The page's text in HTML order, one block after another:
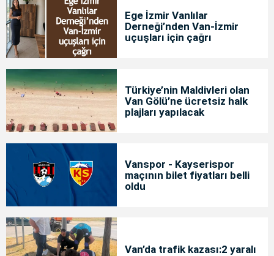
Ege İzmir Vanlılar
Derneği’nden Van-İzmir
uçuşları için çağrı
Türkiye’nin Maldivleri olan
Van Gölü’ne ücretsiz halk
plajları yapılacak
Vanspor - Kayserispor
maçının bilet fiyatları belli
oldu
Van’da trafik kazası:2 yaralı